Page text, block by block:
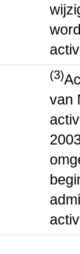
(3)
van